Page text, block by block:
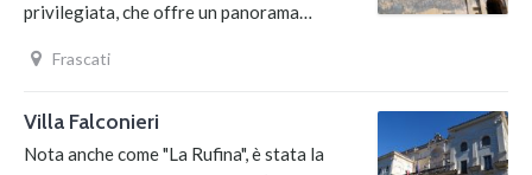
privilegiata, che offre un panorama…
Frascati
Villa Falconieri
Nota anche come "La Rufina", è stata la